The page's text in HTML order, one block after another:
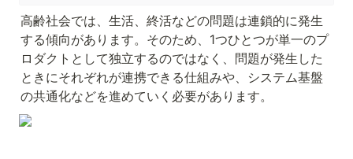
高齢社会では、生活、終活などの問題は連鎖的に発生
する傾向があります。そのため、1つひとつが単一のプ
ロダクトとして独立するのではなく、問題が発生した
ときにそれぞれが連携できる仕組みや、システム基盤
の共通化などを進めていく必要があります。